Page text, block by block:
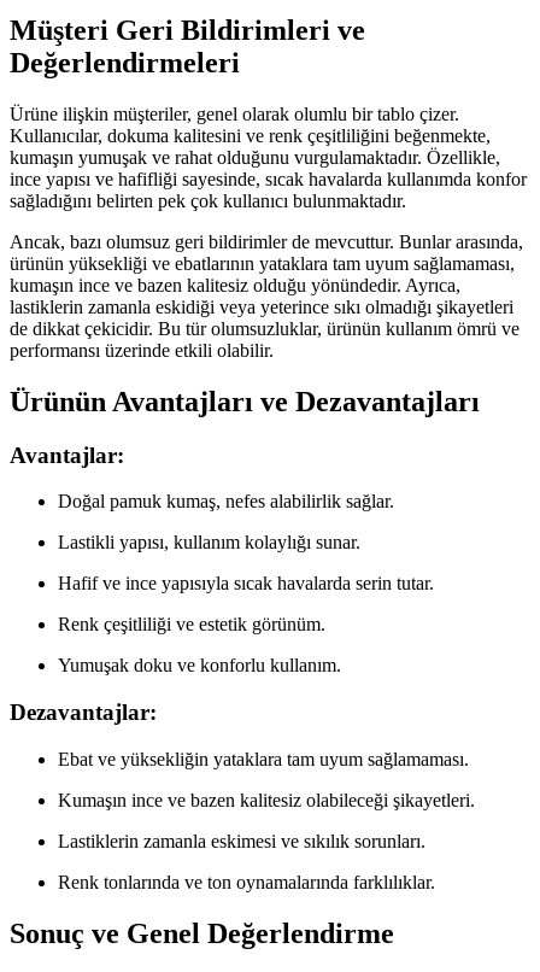
Müşteri Geri Bildirimleri ve
Değerlendirmeleri
Ürüne ilişkin müşteriler, genel olarak olumlu bir tablo çizer.
Kullanıcılar, dokuma kalitesini ve renk çeşitliliğini beğenmekte,
kumaşın yumuşak ve rahat olduğunu vurgulamaktadır. Özellikle,
ince yapısı ve hafifliği sayesinde, sıcak havalarda kullanımda konfor
sağladığını belirten pek çok kullanıcı bulunmaktadır.
Ancak, bazı olumsuz geri bildirimler de mevcuttur. Bunlar arasında,
ürünün yüksekliği ve ebatlarının yataklara tam uyum sağlamaması,
kumaşın ince ve bazen kalitesiz olduğu yönündedir. Ayrıca,
lastiklerin zamanla eskidiği veya yeterince sıkı olmadığı şikayetleri
de dikkat çekicidir. Bu tür olumsuzluklar, ürünün kullanım ömrü ve
performansı üzerinde etkili olabilir.
Ürünün Avantajları ve Dezavantajları
Avantajlar:
Doğal pamuk kumaş, nefes alabilirlik sağlar.
Lastikli yapısı, kullanım kolaylığı sunar.
Hafif ve ince yapısıyla sıcak havalarda serin tutar.
Renk çeşitliliği ve estetik görünüm.
Yumuşak doku ve konforlu kullanım.
Dezavantajlar:
Ebat ve yüksekliğin yataklara tam uyum sağlamaması.
Kumaşın ince ve bazen kalitesiz olabileceği şikayetleri.
Lastiklerin zamanla eskimesi ve sıkılık sorunları.
Renk tonlarında ve ton oynamalarında farklılıklar.
Sonuç ve Genel Değerlendirme